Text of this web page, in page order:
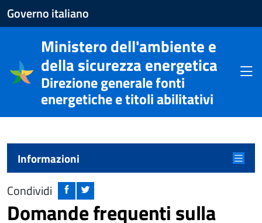
Apre
il
del
Governo
italiano
Governo italiano
Ministero dell'ambiente e
della sicurezza energetica
Direzione generale fonti
energetiche e titoli abilitativi
Informazioni
Apri
Condividi
Domande frequenti sulla